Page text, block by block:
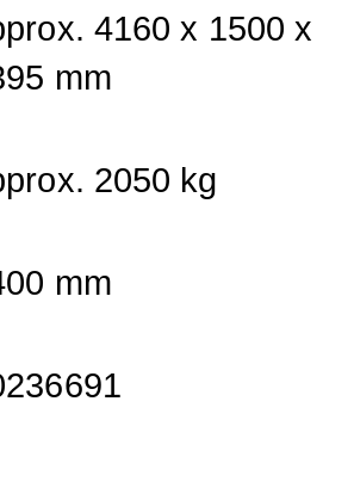
4160 x 1500 x
mm
2050 kg
mm